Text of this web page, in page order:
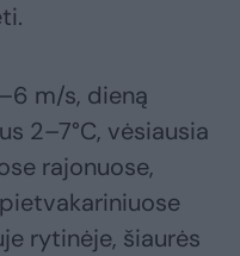
m/s, dieną
2–7°C, vėsiausia
rajonuose,
rytinėje, šiaurės